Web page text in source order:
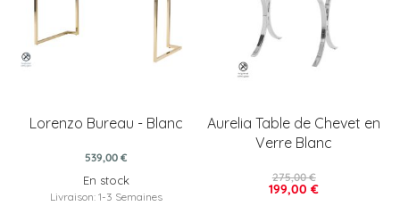
Lorenzo Bureau - Blanc
539,00 €
En stock
Livraison: 1-3 Semaines
Aurelia Table de Chevet en
Verre Blanc
199,00 €
275,00 €